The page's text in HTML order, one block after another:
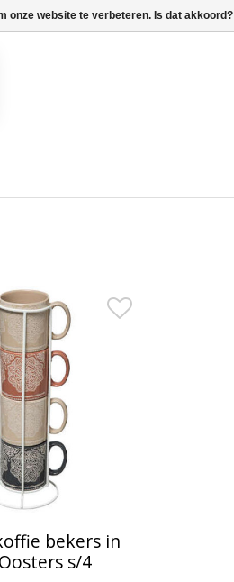
bekers in
s/4
onze website te verbeteren. Is dat akkoord?